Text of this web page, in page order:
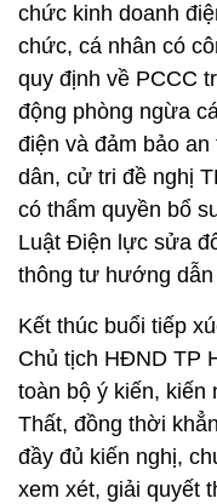
chức kinh doanh
chức, cá nhân có
quy định về PCCC
động phòng ngừa
điện và đảm bảo
dân, cử tri đề nghị
có thẩm quyền bổ
Luật Điện lực sửa
thông tư hướng dẫn
Kết thúc buổi tiếp
Chủ tịch HĐND TP
toàn bộ ý kiến, kiến
Thất, đồng thời
đầy đủ kiến nghị,
xem xét, giải quyết